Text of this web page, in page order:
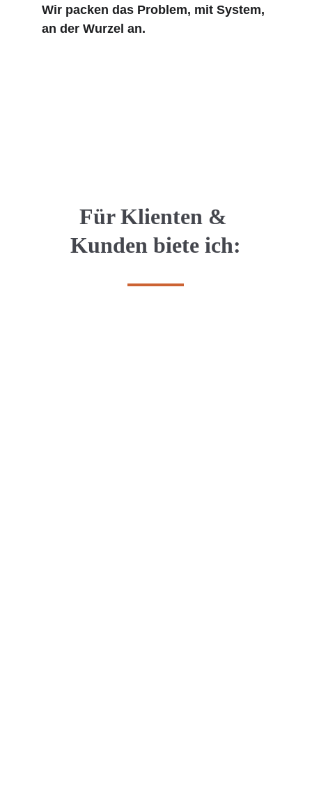
Wir packen das Problem, mit System,
an der Wurzel an.
Für Klienten &
Kunden biete ich: